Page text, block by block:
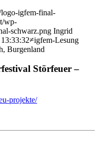
logo-igfem-final-
wp-
schwarz.png Ingrid
≠igfem-Lesung
Burgenland
Störfeuer –
projekte/